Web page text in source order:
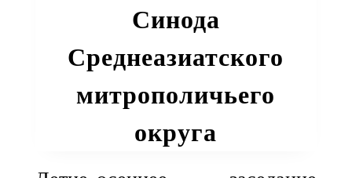
Синода
Среднеазиатского
митрополичьего
округа